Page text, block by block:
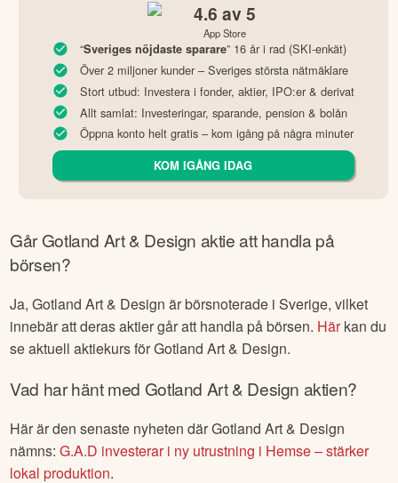
4.6 av 5
App Store
“Sveriges nöjdaste sparare” 16 år i rad (SKI-enkät)
Över 2 miljoner kunder – Sveriges största nätmäklare
Stort utbud: Investera i fonder, aktier, IPO:er & derivat
Allt samlat: Investeringar, sparande, pension & bolån
Öppna konto helt gratis – kom igång på några minuter
KOM IGÅNG IDAG
GårGotland Art & Design aktie att handla på
börsen?
Ja,Gotland Art & Design är börsnoterade i Sverige, vilket
innebär att deras aktier går att handla på börsen. Härkan du
se aktuell aktiekurs förGotland Art & Design.
Vad har hänt med Gotland Art & Design aktien?
Här är den senaste nyheten därGotland Art & Design
nämns:G.A.D investerar i ny utrustning i Hemse – stärker
lokal produktion.